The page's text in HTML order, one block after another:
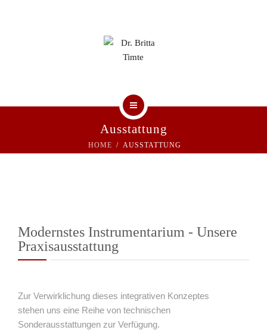
AKTUELLE BEITRÄGE
KONTAKT
Ausstattung
HOME AUSSTATTUNG
Modernstes Instrumentarium - Unsere
Praxisausstattung
Zur Verwirklichung dieses integrativen Konzeptes
stehen uns eine Reihe von technischen
Sonderausstattungen zur Verfügung.